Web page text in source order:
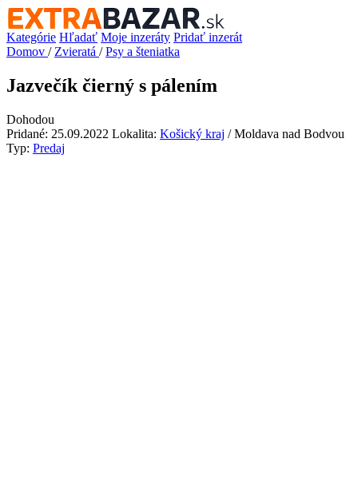
Kategórie Hľadať Moje inzeráty Pridať inzerát
Domov / Zvieratá / Psy a šteniatka
Jazvečík čierný s pálením
Dohodou
Pridané: 25.09.2022 Lokalita: Košický kraj / Moldava nad Bodvou
Typ: Predaj